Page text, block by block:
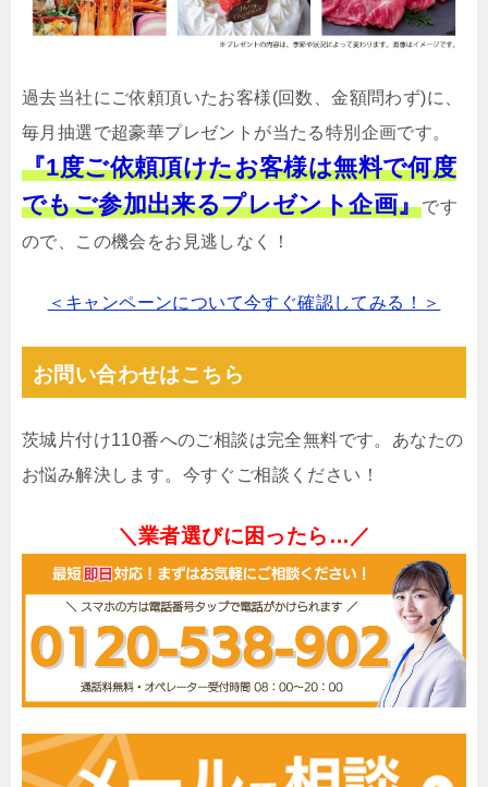
過去当社にご依頼頂いたお客様(回数、金額問わず)に、
毎月抽選で超豪華プレゼントが当たる特別企画です。
『1度ご依頼頂けたお客様は無料で何度
でもご参加出来るプレゼント企画』です
ので、この機会をお見逃しなく！
＜キャンペーンについて今すぐ確認してみる！＞
お問い合わせはこちら
茨城片付け110番へのご相談は完全無料です。あなたの
お悩み解決します。今すぐご相談ください！
＼業者選びに困ったら…／